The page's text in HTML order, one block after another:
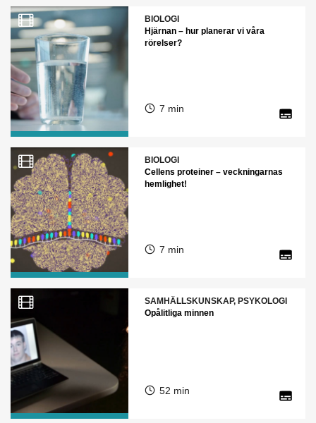
BIOLOGI
Hjärnan – hur planerar vi våra
rörelser?
7 min
BIOLOGI
Cellens proteiner – veckningarnas
hemlighet!
7 min
SAMHÄLLSKUNSKAP, PSYKOLOGI
Opålitliga minnen
52 min